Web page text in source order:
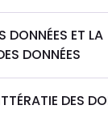
DONNÉES ET LA
DONNÉES
DES